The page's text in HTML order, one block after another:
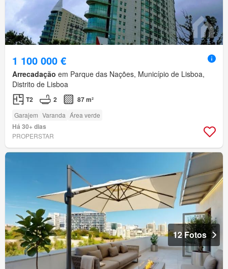
1 100 000 €
Arrecadação em Parque das Nações, Município de Lisboa,
Distrito de Lisboa
T2 2 87 m²
Garajem Varanda Área verde
Há 30+ dias
PROPERSTAR
12 Fotos